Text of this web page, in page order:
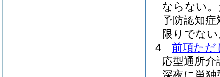
ならない。
予防認知
限りでな
4
前項ただ
応型通所介